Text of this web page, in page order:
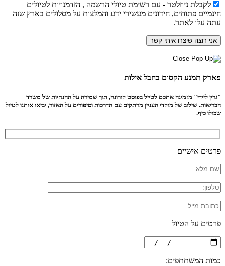
לקבלת ניוזלטר - עם רשימת טיולי הרשמה , הזדמנויות לטיולים
חינמיים פתוחים, חידונים מעשירי ידע והמלצות על מסלולים בארץ שזה
עתה עלו לאתר.
פארק תמנע הקסום בחבל אילות
"גרין ליידי" מזמינה אתכם לטייל בפוסט קורונה, תוך שמירה על ההנחיות של משרד
הבריאות. שילוב של מוקדי העניין מרתקים עם הדרכות וסיפורים על האזור, יביאו אותנו לטיול
שכולו כיף.
פרטים אישיים
פרטים על הטיול
כמות המשתתפים: